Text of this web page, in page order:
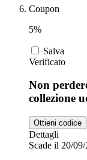
Coupon
5%
Salva
Verificato
Non
collezione
Ottieni codice
Dettagli
Scade il 20/